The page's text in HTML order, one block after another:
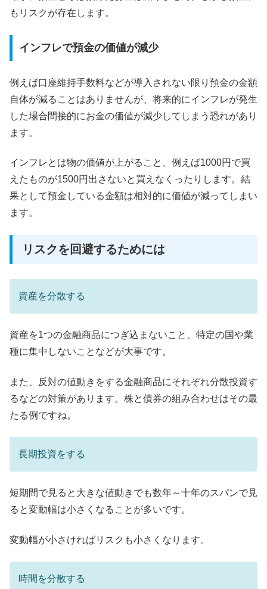
もリスクが存在します。
インフレで預金の価値が減少
例えば口座維持手数料などが導入されない限り預金の金額
自体が減ることはありませんが、将来的にインフレが発生
した場合間接的にお金の価値が減少してしまう恐れがあり
ます。
インフレとは物の価値が上がること、例えば1000円で買
えたものが1500円出さないと買えなくったりします。結
果として預金している金額は相対的に価値が減ってしまい
ます。
リスクを回避するためには
資産を分散する
資産を1つの金融商品につぎ込まないこと、特定の国や業
種に集中しないことなどが大事です。
また、反対の値動きをする金融商品にそれぞれ分散投資す
るなどの対策があります。株と債券の組み合わせはその最
たる例ですね。
長期投資をする
短期間で見ると大きな値動きでも数年～十年のスパンで見
ると変動幅は小さくなることが多いです。
変動幅が小さければリスクも小さくなります。
時間を分散する